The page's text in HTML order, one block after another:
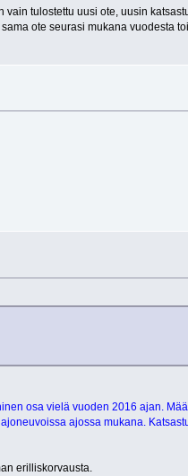
tulostettu uusi ote, uusin
ote seurasi mukana vuodesta
osa vielä vuoden 2016 ajan.
ajossa mukana.
erilliskorvausta.